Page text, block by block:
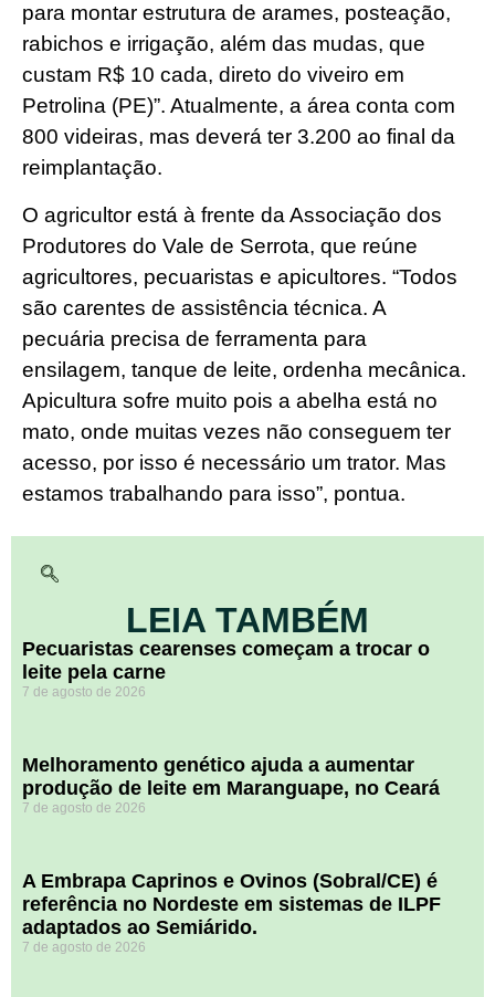
para montar estrutura de arames, posteação,
rabichos e irrigação, além das mudas, que
custam R$ 10 cada, direto do viveiro em
Petrolina (PE)”. Atualmente, a área conta com
800 videiras, mas deverá ter 3.200 ao final da
reimplantação.
O agricultor está à frente da Associação dos
Produtores do Vale de Serrota, que reúne
agricultores, pecuaristas e apicultores. “Todos
são carentes de assistência técnica. A
pecuária precisa de ferramenta para
ensilagem, tanque de leite, ordenha mecânica.
Apicultura sofre muito pois a abelha está no
mato, onde muitas vezes não conseguem ter
acesso, por isso é necessário um trator. Mas
estamos trabalhando para isso”, pontua.
LEIA TAMBÉM
Pecuaristas cearenses começam a trocar o
leite pela carne
7 de agosto de 2026
Melhoramento genético ajuda a aumentar
produção de leite em Maranguape, no Ceará
7 de agosto de 2026
A Embrapa Caprinos e Ovinos (Sobral/CE) é
referência no Nordeste em sistemas de ILPF
adaptados ao Semiárido.
7 de agosto de 2026